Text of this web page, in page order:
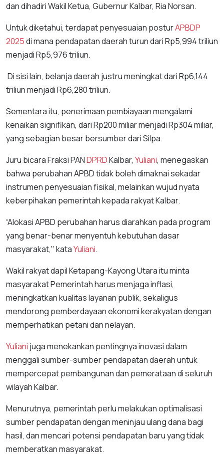
dan dihadiri Wakil Ketua, Gubernur Kalbar, Ria Norsan.
Untuk diketahui, terdapat penyesuaian posturAPBDP
2025di mana pendapatan daerah turun dari Rp5,994 triliun
menjadi Rp5,976 triliun.
Di sisi lain, belanja daerah justru meningkat dari Rp6,144
triliun menjadi Rp6,280 triliun.
Sementara itu, penerimaan pembiayaan mengalami
kenaikan signifikan, dari Rp200 miliar menjadi Rp304 miliar,
yang sebagian besar bersumber dari Silpa.
Juru bicara Fraksi PANDPRDKalbar, Yuliani, menegaskan
bahwa perubahan APBD tidak boleh dimaknai sekadar
instrumen penyesuaian fisikal, melainkan wujud nyata
keberpihakan pemerintah kepada rakyat Kalbar.
“Alokasi APBD perubahan harus diarahkan pada program
yang benar-benar menyentuh kebutuhan dasar
masyarakat," kataYuliani.
Wakil rakyat dapil Ketapang-Kayong Utara itu minta
masyarakat Pemerintah harus menjaga inflasi,
meningkatkan kualitas layanan publik, sekaligus
mendorong pemberdayaan ekonomi kerakyatan dengan
memperhatikan petani dan nelayan.
Yuliani juga menekankan pentingnya inovasi dalam
menggali sumber-sumber pendapatan daerah untuk
mempercepat pembangunan dan pemerataan di seluruh
wilayah Kalbar.
Menurutnya, pemerintah perlu melakukan optimalisasi
sumber pendapatan dengan meninjau ulang dana bagi
hasil, dan mencari potensi pendapatan baru yang tidak
memberatkan masyarakat.